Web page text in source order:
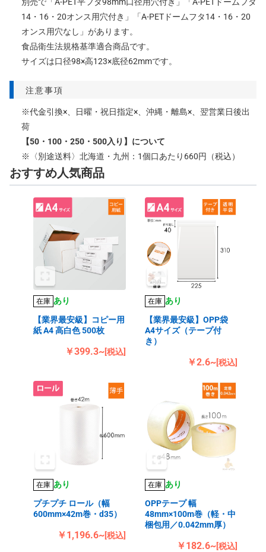
14・16・20オンス用穴付き」「A-PETドームフタ14・16・20
オンス用穴なし」があります。
食品衛生法規格基準適合商品です。
サイズは口径98×高123×底径62mmです。
注意事項
※代金引換×、日曜・祝日指定×、沖縄・離島×、翌営業日後出
荷
【50・100・250・500入り】について
※〈別途送料〉北海道・九州：1個口あたり660円（税込）
おすすめ人気商品
在庫 あり
【業界最安級】コピー用
紙 A4 高白色 500枚
￥399.3~[税込]
在庫 あり
【業界最安級】OPP袋
A4サイズ（テープ付
き）
￥2.6~[税込]
在庫 あり
プチプチ ロール（幅
600mm×42m巻・d35）
￥1,196.6~[税込]
在庫 あり
OPPテープ 幅
48mm×100m巻（軽・中
梱包用／0.042mm厚）
￥182.6~[税込]